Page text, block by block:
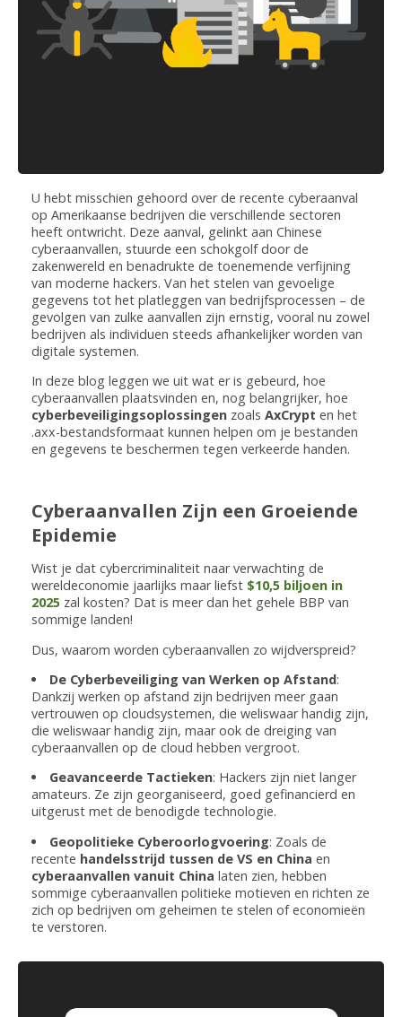
U hebt misschien gehoord over de recente cyberaanval
op Amerikaanse bedrijven die verschillende sectoren
heeft ontwricht. Deze aanval, gelinkt aan Chinese
cyberaanvallen, stuurde een schokgolf door de
zakenwereld en benadrukte de toenemende verfijning
van moderne hackers. Van het stelen van gevoelige
gegevens tot het platleggen van bedrijfsprocessen – de
gevolgen van zulke aanvallen zijn ernstig, vooral nu zowel
bedrijven als individuen steeds afhankelijker worden van
digitale systemen.
In deze blog leggen we uit wat er is gebeurd, hoe
cyberaanvallen plaatsvinden en, nog belangrijker, hoe
cyberbeveiligingsoplossingen zoals AxCrypt en het
.axx-bestandsformaat kunnen helpen om je bestanden
en gegevens te beschermen tegen verkeerde handen.
Cyberaanvallen Zijn een Groeiende
Epidemie
Wist je dat cybercriminaliteit naar verwachting de
wereldeconomie jaarlijks maar liefst $10,5 biljoen in
2025 zal kosten? Dat is meer dan het gehele BBP van
sommige landen!
Dus, waarom worden cyberaanvallen zo wijdverspreid?
De Cyberbeveiliging van Werken op Afstand:
Dankzij werken op afstand zijn bedrijven meer gaan
vertrouwen op cloudsystemen, die weliswaar handig zijn,
die weliswaar handig zijn, maar ook de dreiging van
cyberaanvallen op de cloud hebben vergroot.
Geavanceerde Tactieken: Hackers zijn niet langer
amateurs. Ze zijn georganiseerd, goed gefinancierd en
uitgerust met de benodigde technologie.
Geopolitieke Cyberoorlogvoering: Zoals de
recente handelsstrijd tussen de VS en China en
cyberaanvallen vanuit China laten zien, hebben
sommige cyberaanvallen politieke motieven en richten ze
zich op bedrijven om geheimen te stelen of economieën
te verstoren.